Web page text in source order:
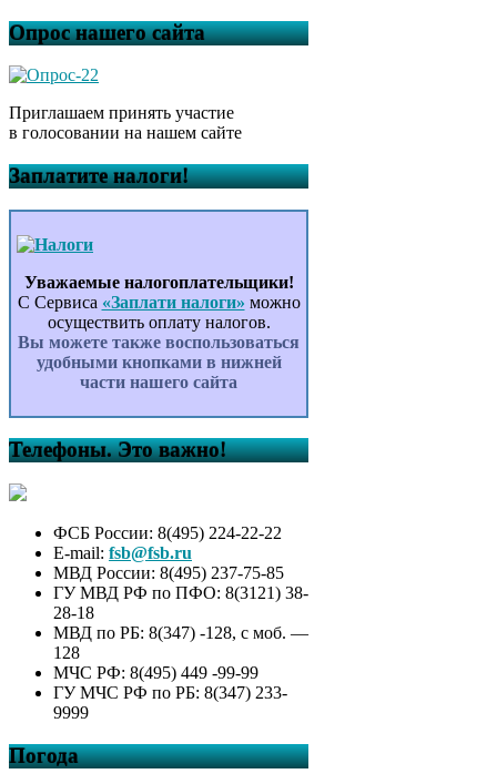
Опрос нашего сайта
Приглашаем принять участие
в голосовании на нашем сайте
Заплатите налоги!
Уважаемые налогоплательщики!
С Сервиса «Заплати налоги» можно
осуществить оплату налогов.
Вы можете также воспользоваться
удобными кнопками в нижней
части нашего сайта
Телефоны. Это важно!
ФСБ России: 8(495) 224-22-22
E-mail: fsb@fsb.ru
МВД России: 8(495) 237-75-85
ГУ МВД РФ по ПФО: 8(3121) 38-
28-18
МВД по РБ: 8(347) -128, с моб. —
128
МЧС РФ: 8(495) 449 -99-99
ГУ МЧС РФ по РБ: 8(347) 233-
9999
Погода